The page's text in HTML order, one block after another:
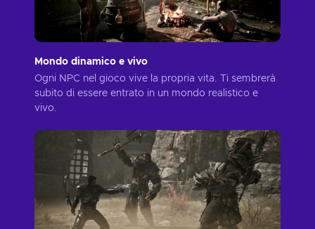
Mondo dinamico e vivo
Ogni NPC nel gioco vive la propria vita. Ti sembrerà
subito di essere entrato in un mondo realistico e
vivo.